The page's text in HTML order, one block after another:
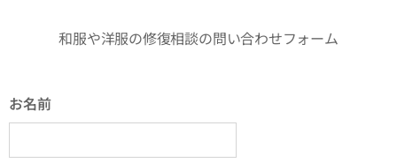
和服や洋服の修復相談の問い合わせフォーム
お名前